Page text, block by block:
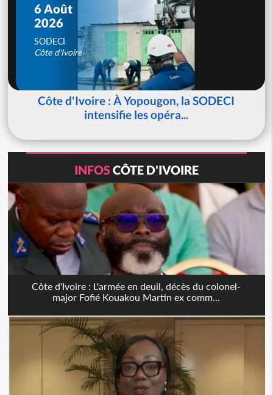
6 Août
2026
SODECI
Côte d'Ivoire
Côte d'Ivoire : À Yopougon, la SODECI
intensifie les opéra...
INFOSCÔTE D'IVOIRE
Côte d'Ivoire : L'armée en deuil, décès du colonel-
major Fofié Kouakou Martin ex comm...